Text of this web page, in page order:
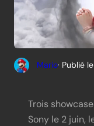
Mario· Publié le
Trois
Sony le 2 juin,